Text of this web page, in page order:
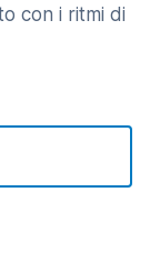
con i ritmi di